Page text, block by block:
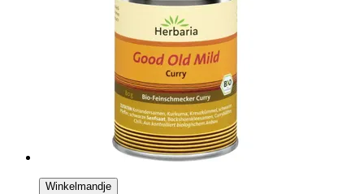
Winkelmandje